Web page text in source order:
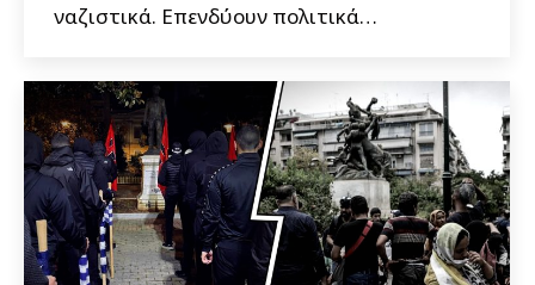
ναζιστικά. Επενδύουν πολιτικά…